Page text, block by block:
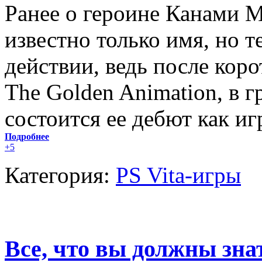
Ранее о героине Канами
известно только имя, но
действии, ведь после
The Golden Animation, в
состоится ее дебют как
Подробнее
+5
Категория: PS Vita-игры
Все, что вы должны